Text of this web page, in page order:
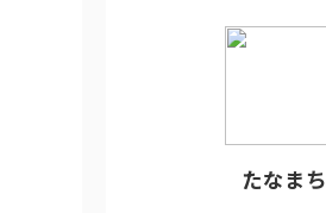
たなまち